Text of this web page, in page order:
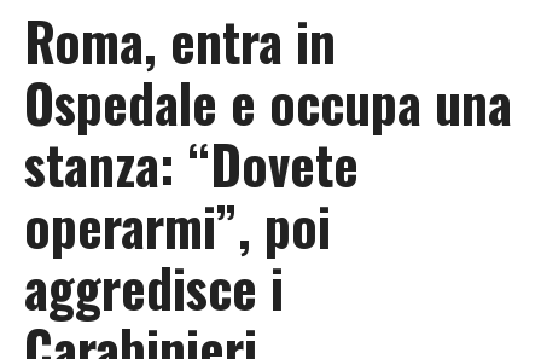
Roma, entra in
Ospedale e occupa una
stanza: “Dovete
operarmi”, poi
aggredisce i